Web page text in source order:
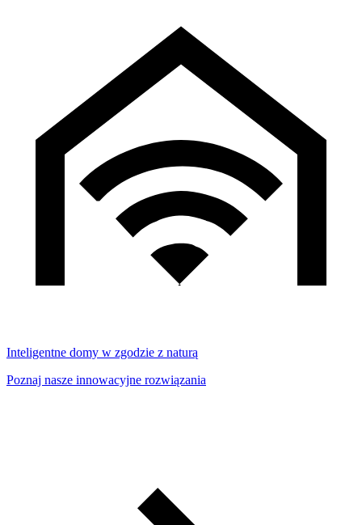
Inteligentne domy w zgodzie z naturą
Poznaj nasze innowacyjne rozwiązania